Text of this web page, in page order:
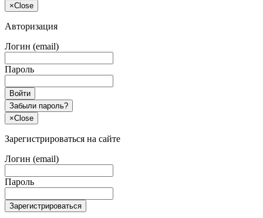
×Close
Авторизация
Логин (email)
Пароль
Войти
Забыли пароль?
×Close
Зарегистрироваться на сайте
Логин (email)
Пароль
Зарегистрироваться